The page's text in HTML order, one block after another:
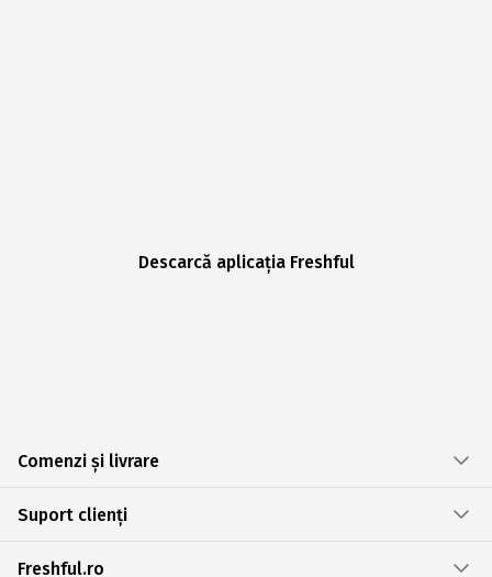
Descarcă aplicația Freshful
Comenzi și livrare
Suport clienți
Freshful.ro